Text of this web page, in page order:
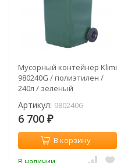
Мусорный контейнер Klimi
980240G / полиэтилен /
240л / зеленый
Артикул: 980240G
6 700 ₽
В корзину